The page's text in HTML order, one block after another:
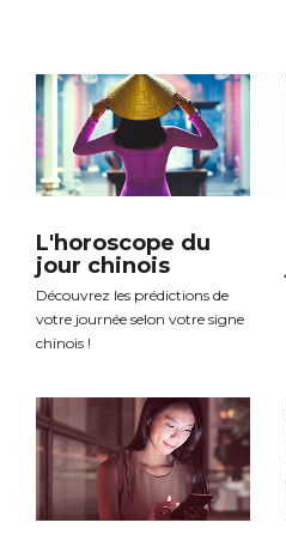
L'horoscope du
jour chinois
Découvrez les prédictions de
votre journée selon votre signe
chinois !